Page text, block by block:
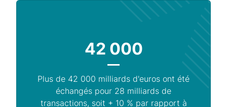
42 000
Plus de 42 000 milliards d'euros ont été
échangés pour 28 milliards de
transactions, soit + 10 % par rapport à